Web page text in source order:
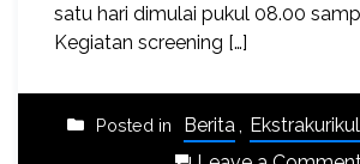
satu hari dimulai pukul 08.00
Kegiatan screening […]
Posted in Berita